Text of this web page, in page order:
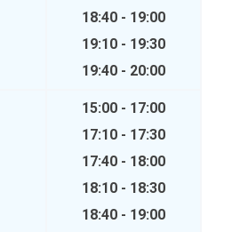
18:40 - 19:00
19:10 - 19:30
19:40 - 20:00
15:00 - 17:00
17:10 - 17:30
17:40 - 18:00
18:10 - 18:30
18:40 - 19:00